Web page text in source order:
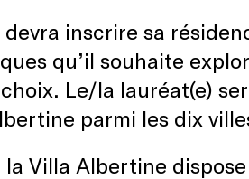
inscrire sa
qu’il souhaite
Le/la lauréat(e)
parmi les dix
la Villa Albertine